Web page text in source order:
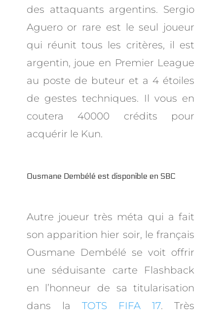
des attaquants argentins. Sergio
Aguero or rare est le seul joueur
qui réunit tous les critères, il est
argentin, joue en Premier League
au poste de buteur et a 4 étoiles
de gestes techniques. Il vous en
coutera 40000 crédits pour
acquérir le Kun.
Ousmane Dembélé est disponible en SBC
Autre joueur très méta qui a fait
son apparition hier soir, le français
Ousmane Dembélé se voit offrir
une séduisante carte Flashback
en l’honneur de sa titularisation
dans la TOTS FIFA 17. Très